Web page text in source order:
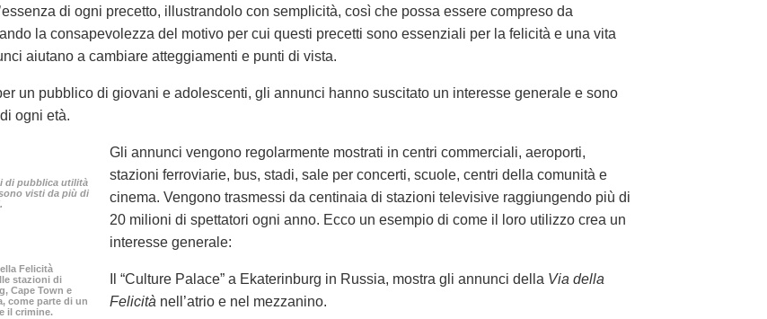
di ogni precetto, illustrandolo con semplicità, così che possa essere compreso da
la consapevolezza del motivo per cui questi precetti sono essenziali per la felicità e una vita
aiutano a cambiare atteggiamenti e punti di vista.
un pubblico di giovani e adolescenti, gli annunci hanno suscitato un interesse generale e sono
ogni età.
di pubblica utilità
visti da più di
Felicità
stazioni di
Cape Town e
come parte di un
il crimine.
Gli annunci vengono regolarmente mostrati in centri commerciali, aeroporti,
stazioni ferroviarie, bus, stadi, sale per concerti, scuole, centri della comunità e
cinema. Vengono trasmessi da centinaia di stazioni televisive raggiungendo più di
20 milioni di spettatori ogni anno. Ecco un esempio di come il loro utilizzo crea un
interesse generale:
Il “Culture Palace” a Ekaterinburg in Russia, mostra gli annunci della Via della
Felicità nell’atrio e nel mezzanino.